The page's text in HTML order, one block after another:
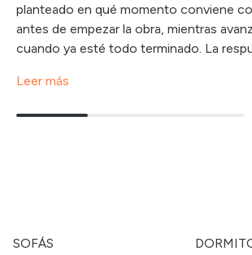
planteado en qué momento conviene
antes de empezar la obra, mientras
cuando ya esté todo terminado. La
Leer más
SOFÁS